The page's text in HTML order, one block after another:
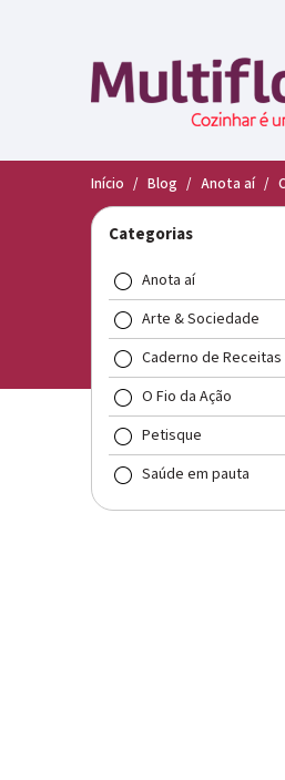
Início / Blog / Anota aí /
Categorias
Anota aí
Arte & Sociedade
Caderno de Receitas
O Fio da Ação
Petisque
Saúde em pauta